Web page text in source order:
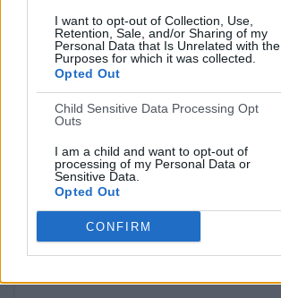
I want to opt-out of Collection, Use,
Retention, Sale, and/or Sharing of my
Personal Data that Is Unrelated with the
Purposes for which it was collected.
Opted Out
Child Sensitive Data Processing Opt
Outs
I am a child and want to opt-out of
processing of my Personal Data or
Sensitive Data.
Opted Out
CONFIRM
44
540
RANKING POR CANALES
Teledeporte
LaLiga+ Plus
Esport3
581 (8,15%)